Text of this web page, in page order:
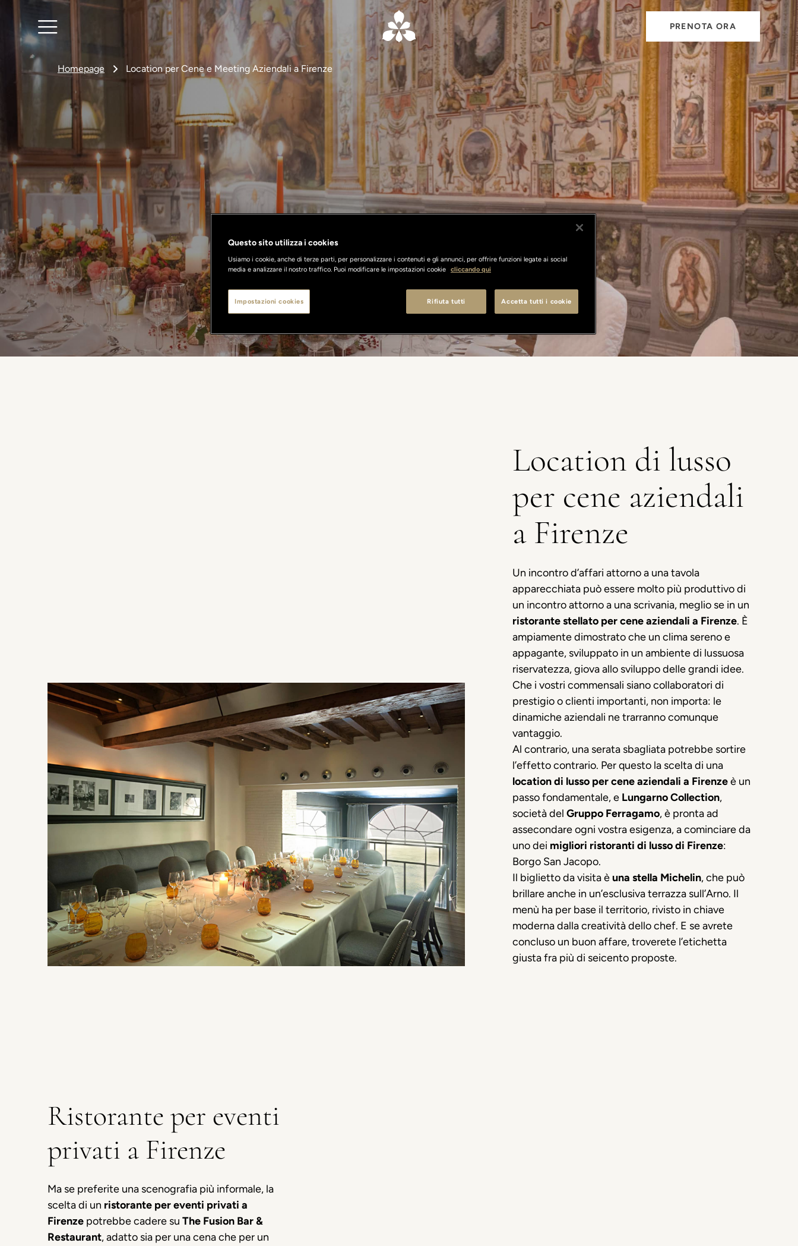
PRENOTA ORA
Homepage Location per Cene e Meeting Aziendali a Firenze
Location di lusso
per cene aziendali
a Firenze
Un incontro d’affari attorno a una tavola
apparecchiata può essere molto più produttivo di
un incontro attorno a una scrivania, meglio se in un
ristorante stellato per cene aziendali a Firenze. È
ampiamente dimostrato che un clima sereno e
appagante, sviluppato in un ambiente di lussuosa
riservatezza, giova allo sviluppo delle grandi idee.
Che i vostri commensali siano collaboratori di
prestigio o clienti importanti, non importa: le
dinamiche aziendali ne trarranno comunque
vantaggio.
Al contrario, una serata sbagliata potrebbe sortire
l’effetto contrario. Per questo la scelta di una
location di lusso per cene aziendali a Firenzeè un
passo fondamentale, e Lungarno Collection,
società del Gruppo Ferragamo, è pronta ad
assecondare ogni vostra esigenza, a cominciare da
uno dei migliori ristoranti di lusso di Firenze:
Borgo San Jacopo.
Il biglietto da visita èuna stella Michelin, che può
brillare anche in un’esclusiva terrazza sull’Arno. Il
menù ha per base il territorio, rivisto in chiave
moderna dalla creatività dello chef. E se avrete
concluso un buon affare, troverete l’etichetta
giusta fra più di seicento proposte.
Ristorante per eventi
privati a Firenze
Ma se preferite una scenografia più informale, la
scelta di un ristorante per eventi privati a
Firenze potrebbe cadere su The Fusion Bar &
Restaurant, adatto sia per una cena che per un
Questo sito utilizza i cookies
Usiamo i cookie, anche di terze parti, per personalizzare i contenuti e gli annunci, per offrire funzioni legate ai social
media e analizzare il nostro traffico. Puoi modificare le impostazioni cookie cliccando qui
Rifiuta tutti Accetta tutti i cookie
Impostazioni cookies